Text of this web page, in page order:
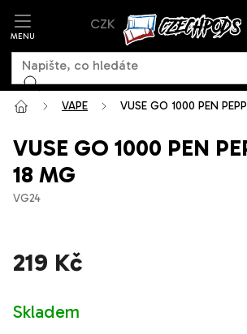
CZK
VAPE VUSE GO 1000 PEN
VUSE GO 1000 PEN
18 MG
VG24
219 Kč
cena:
Skladem